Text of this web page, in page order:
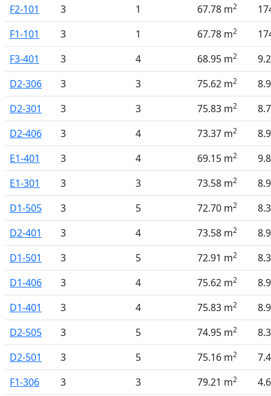
F2-101
3 1 67.78 m2
F1-101
3 1 67.78 m2
F3-401
3 4 68.95 m2
D2-306
3 3 75.62 m2
D2-301
3 3 75.83 m2
D2-406
3 4 73.37 m2
E1-401
3 4 69.15 m2
E1-301
3 3 73.58 m2
D1-505
3 5 72.70 m2
D2-401
3 4 73.58 m2
D1-501
3 5 72.91 m2
D1-406
3 4 75.62 m2
D1-401
3 4 75.83 m2
D2-505
3 5 74.95 m2
D2-501
3 5 75.16 m2
F1-306
3 3 79.21 m2